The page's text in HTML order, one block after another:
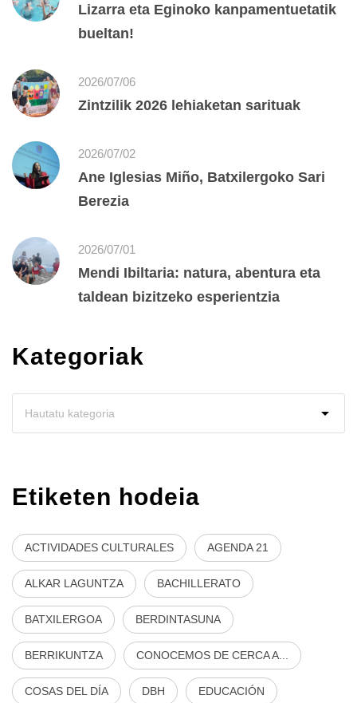
Lizarra eta Eginoko kanpamentuetatik
bueltan!
2026/07/06
Zintzilik 2026 lehiaketan sarituak
2026/07/02
Ane Iglesias Miño, Batxilergoko Sari
Berezia
2026/07/01
Mendi Ibiltaria: natura, abentura eta
taldean bizitzeko esperientzia
Kategoriak
Etiketen hodeia
ACTIVIDADES CULTURALES AGENDA 21
ALKAR LAGUNTZA BACHILLERATO
BATXILERGOA BERDINTASUNA
BERRIKUNTZA CONOCEMOS DE CERCA A...
COSAS DEL DÍA DBH EDUCACIÓN